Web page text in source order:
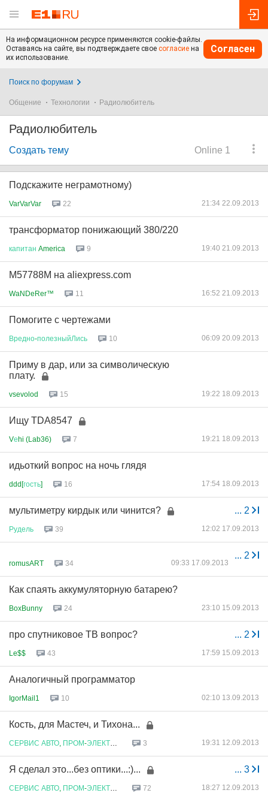
На информационном ресурсе применяются cookie-файлы.
Оставаясь на сайте, вы подтверждаете свое согласие на
их использование.
Согласен
Поиск по форумам
Общение Технологии Радиолюбитель
Радиолюбитель
Online 1
Создать тему
Подскажите неграмотному)
VarVarVar 22 21:34 22.09.2013
трансформатор понижающий 380/220
капитан America 9 19:40 21.09.2013
M57788M на aliexpress.com
WaNDeRer™ 11 16:52 21.09.2013
Помогите с чертежами
Вредно-полезныйЛись 10 06:09 20.09.2013
Приму в дар, или за символическую
плату.
vsevolod 15 19:22 18.09.2013
Ищу TDA8547
Vеhi (Lab36) 7 19:21 18.09.2013
идьоткий вопрос на ночь глядя
ddd[гость] 16 17:54 18.09.2013
... 2
мультиметру кирдык или чинится?
Рудель 39 12:02 17.09.2013
... 2
romusART 34 09:33 17.09.2013
Как спаять аккумуляторную батарею?
BoxBunny 24 23:10 15.09.2013
... 2
про спутниковое ТВ вопрос?
Le$$ 43 17:59 15.09.2013
Аналогичный программатор
IgorMail1 10 02:10 13.09.2013
Кость, для Мастеч, и Тихона...
СЕРВИС АВТО ПРОМ-ЭЛЕКТРОНИКИ 3 19:31 12.09.2013
... 3
Я сделал это...без оптики...:)...
СЕРВИС АВТО ПРОМ-ЭЛЕКТРОНИКИ 72 18:27 12.09.2013